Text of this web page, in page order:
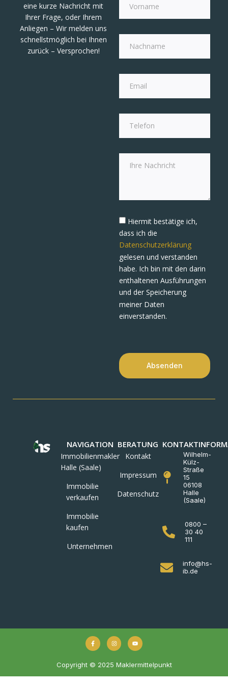
eine kurze Nachricht mit
Ihrer Frage, oder Ihrem
Anliegen – Wir melden uns
schnellstmöglich bei Ihnen
zurück – Versprochen!
Hiermit bestätige ich,
dass ich die
Datenschutzerklärung
gelesen und verstanden
habe. Ich bin mit den darin
enthaltenen Ausführungen
und der Speicherung
meiner Daten
einverstanden.
Absenden
NAVIGATION
Immobilienmakler
Halle (Saale)
Immobilie
verkaufen
Immobilie
kaufen
Unternehmen
BERATUNG
Kontakt
Impressum
Datenschutz
Wilhelm-
Külz-
Straße
15
06108
Halle
(Saale)
0800 –
30 40
111
info@hs-
ib.de
Copyright © 2025 Maklermittelpunkt